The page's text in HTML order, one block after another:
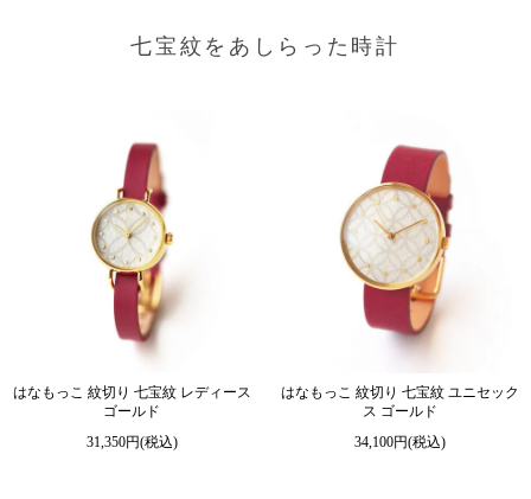
七宝紋をあしらった時計
はなもっこ 紋切り 七宝紋 レディース
ゴールド
31,350円(税込)
はなもっこ 紋切り 七宝紋 ユニセック
ス ゴールド
34,100円(税込)